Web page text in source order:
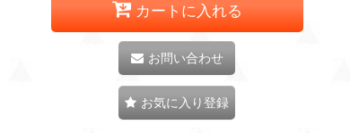
カートに入れる
お問い合わせ
お気に入り登録